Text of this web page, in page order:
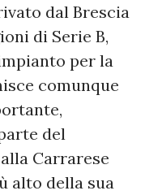
dal Brescia
di Serie B,
per la
comunque
del
Carrarese
alto della sua